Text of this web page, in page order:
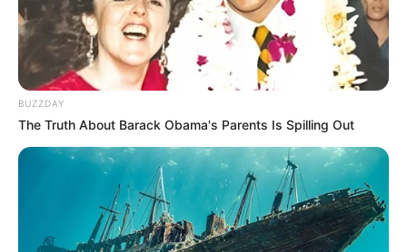
BUZZDAY
The Truth About Barack Obama's Parents Is Spilling Out